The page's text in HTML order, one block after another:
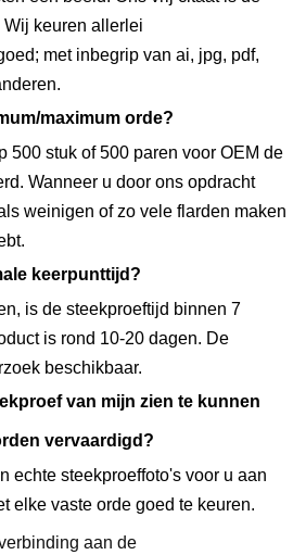
keuren allerlei
met inbegrip van ai, jpg, pdf,
maximum orde?
500 stuk of 500 paren voor OEM de
Wanneer u door ons opdracht
weinigen of zo vele flarden maken
keerpunttijd?
is de steekproeftijd binnen 7
is rond 10-20 dagen. De
beschikbaar.
van mijn zien te kunnen
vervaardigd?
echte steekproeffoto's voor u aan
elke vaste orde goed te keuren.
aan de